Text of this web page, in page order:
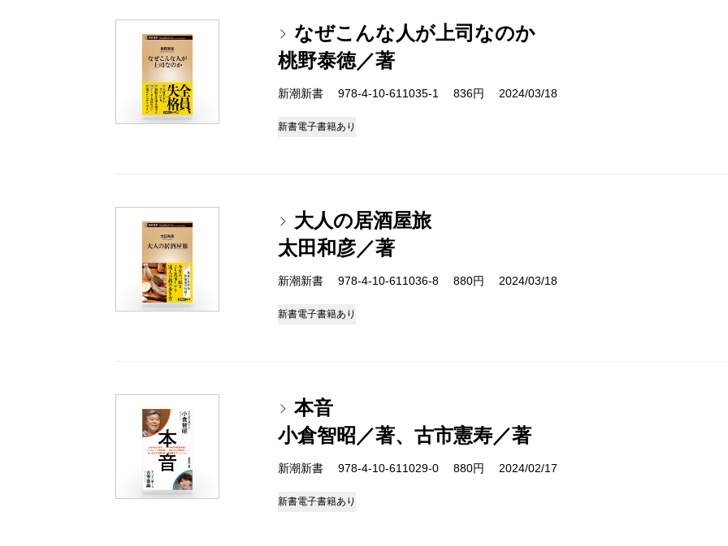
なぜこんな人が上司なのか
桃野泰徳／著
新潮新書 978-4-10-611035-1 836円 2024/03/18
新書電子書籍あり
大人の居酒屋旅
太田和彦／著
新潮新書 978-4-10-611036-8 880円 2024/03/18
新書電子書籍あり
本音
小倉智昭／著、古市憲寿／著
新潮新書 978-4-10-611029-0 880円 2024/02/17
新書電子書籍あり